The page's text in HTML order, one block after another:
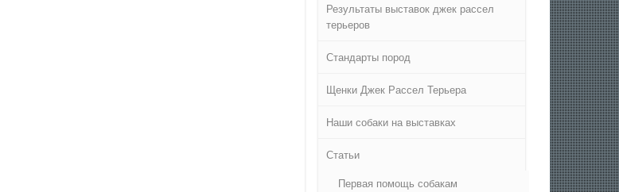
Результаты выставок джек рассел
терьеров
Стандарты пород
Щенки Джек Рассел Терьера
Наши собаки на выставках
Статьи
Первая помощь собакам